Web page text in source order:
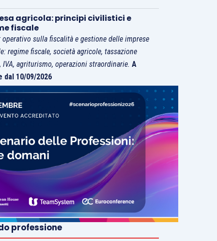
agricola: principi civilistici e
fiscale
operativo sulla fiscalità e gestione delle imprese
regime fiscale, società agricole, tassazione
IVA, agriturismo, operazioni straordinarie.A
dal 10/09/2026
professione